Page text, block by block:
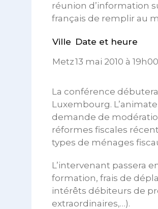
réunion d’information
français de remplir au
Ville Date et heure
Metz13 mai 2010 à 19h00
La conférence
Luxembourg.
demande de
réformes fiscales
types de ménages
L’intervenant passera
formation, frais de
intérêts débiteurs de
extraordinaires,…).